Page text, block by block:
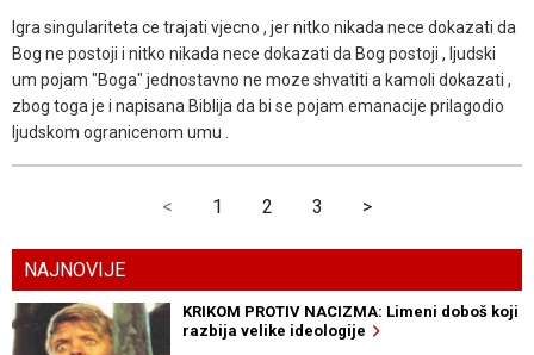
Igra singulariteta ce trajati vjecno , jer nitko nikada nece dokazati da
Bog ne postoji i nitko nikada nece dokazati da Bog postoji , ljudski
um pojam "Boga" jednostavno ne moze shvatiti a kamoli dokazati ,
zbog toga je i napisana Biblija da bi se pojam emanacije prilagodio
ljudskom ogranicenom umu .
< 1 2 3 >
NAJNOVIJE
KRIKOM PROTIV NACIZMA: Limeni doboš koji
razbija velike ideologije